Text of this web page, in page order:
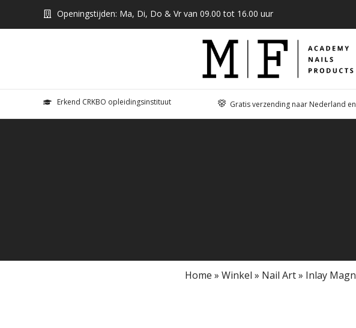
Openingstijden: Ma, Di, Do & Vr van 09.00 tot 16.00 uur
Erkend CRKBO opleidingsinstituut Gratis verzending naar Nederland
Home » Winkel » Nail Art» Inlay